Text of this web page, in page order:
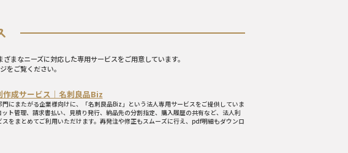
まなニーズに対応した専用サービスをご用意しています。
をご覧ください。
成サービス｜名刺良品Biz
にまたがる企業様向けに、「名刺良品Biz」という法人専用サービスをご提供していま
ト管理、請求書払い、見積り発行、納品先の分割指定、購入履歴の共有など、法人利
をまとめてご利用いただけます。再発注や修正もスムーズに行え、pdf明細もダウンロ